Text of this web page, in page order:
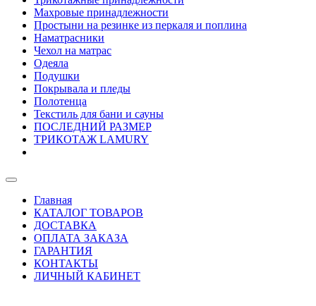
Махровые принадлежности
Простыни на резинке из перкаля и поплина
Наматрасники
Чехол на матрас
Одеяла
Подушки
Покрывала и пледы
Полотенца
Текстиль для бани и сауны
ПОСЛЕДНИЙ РАЗМЕР
ТРИКОТАЖ LAMURY
Главная
КАТАЛОГ ТОВАРОВ
ДОСТАВКА
ОПЛАТА ЗАКАЗА
ГАРАНТИЯ
КОНТАКТЫ
ЛИЧНЫЙ КАБИНЕТ